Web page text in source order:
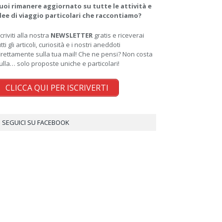
rimanere aggiornato su tutte le attività e
di viaggio particolari che raccontiamo?
alla nostra NEWSLETTER gratis e riceverai
gli articoli, curiosità e i nostri aneddoti
sulla tua mail! Che ne pensi? Non costa
solo proposte uniche e particolari!
CLICCA QUI PER ISCRIVERTI
SEGUICI SU FACEBOOK